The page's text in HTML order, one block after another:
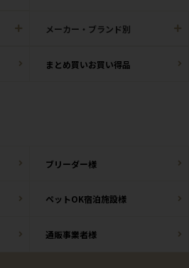
メーカー・ブランド別
まとめ買いお買い得品
ブリーダー様
ペットOK宿泊施設様
通販事業者様